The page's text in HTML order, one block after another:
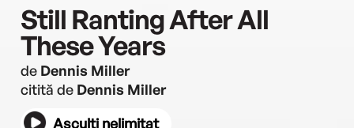
Still Ranting After All
These Years
de Dennis Miller
citită de Dennis Miller
Asculți nelimitat